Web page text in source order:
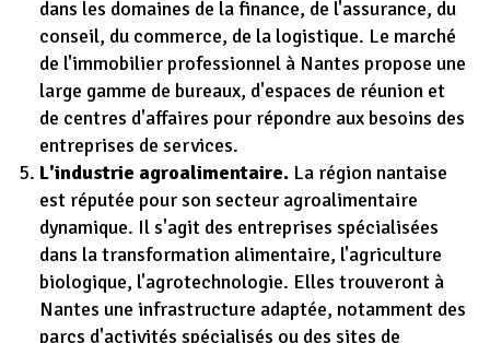
dans les domaines de la finance, de l'assurance, du
conseil, du commerce, de la logistique. Le marché
de l'immobilier professionnel à Nantes propose une
large gamme de bureaux, d'espaces de réunion et
de centres d'affaires pour répondre aux besoins des
entreprises de services.
L'industrie agroalimentaire. La région nantaise
est réputée pour son secteur agroalimentaire
dynamique. Il s'agit des entreprises spécialisées
dans la transformation alimentaire, l'agriculture
biologique, l'agrotechnologie. Elles trouveront à
Nantes une infrastructure adaptée, notamment des
parcs d'activités spécialisés ou des sites de